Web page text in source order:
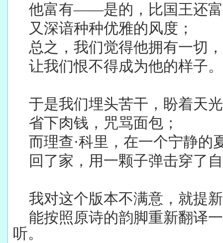
他富有——是的，比国王还
又深谙种种优雅的风度；
总之，我们觉得他拥有一切，
让我们恨不得成为他的样子。
于是我们埋头苦干，盼着天
省下肉钱，咒骂面包；
而理查·科里，在一个宁静的
回了家，用一颗子弹击穿了
我对这个版本不满意，就提
能按照原诗的韵脚重新翻译
听。